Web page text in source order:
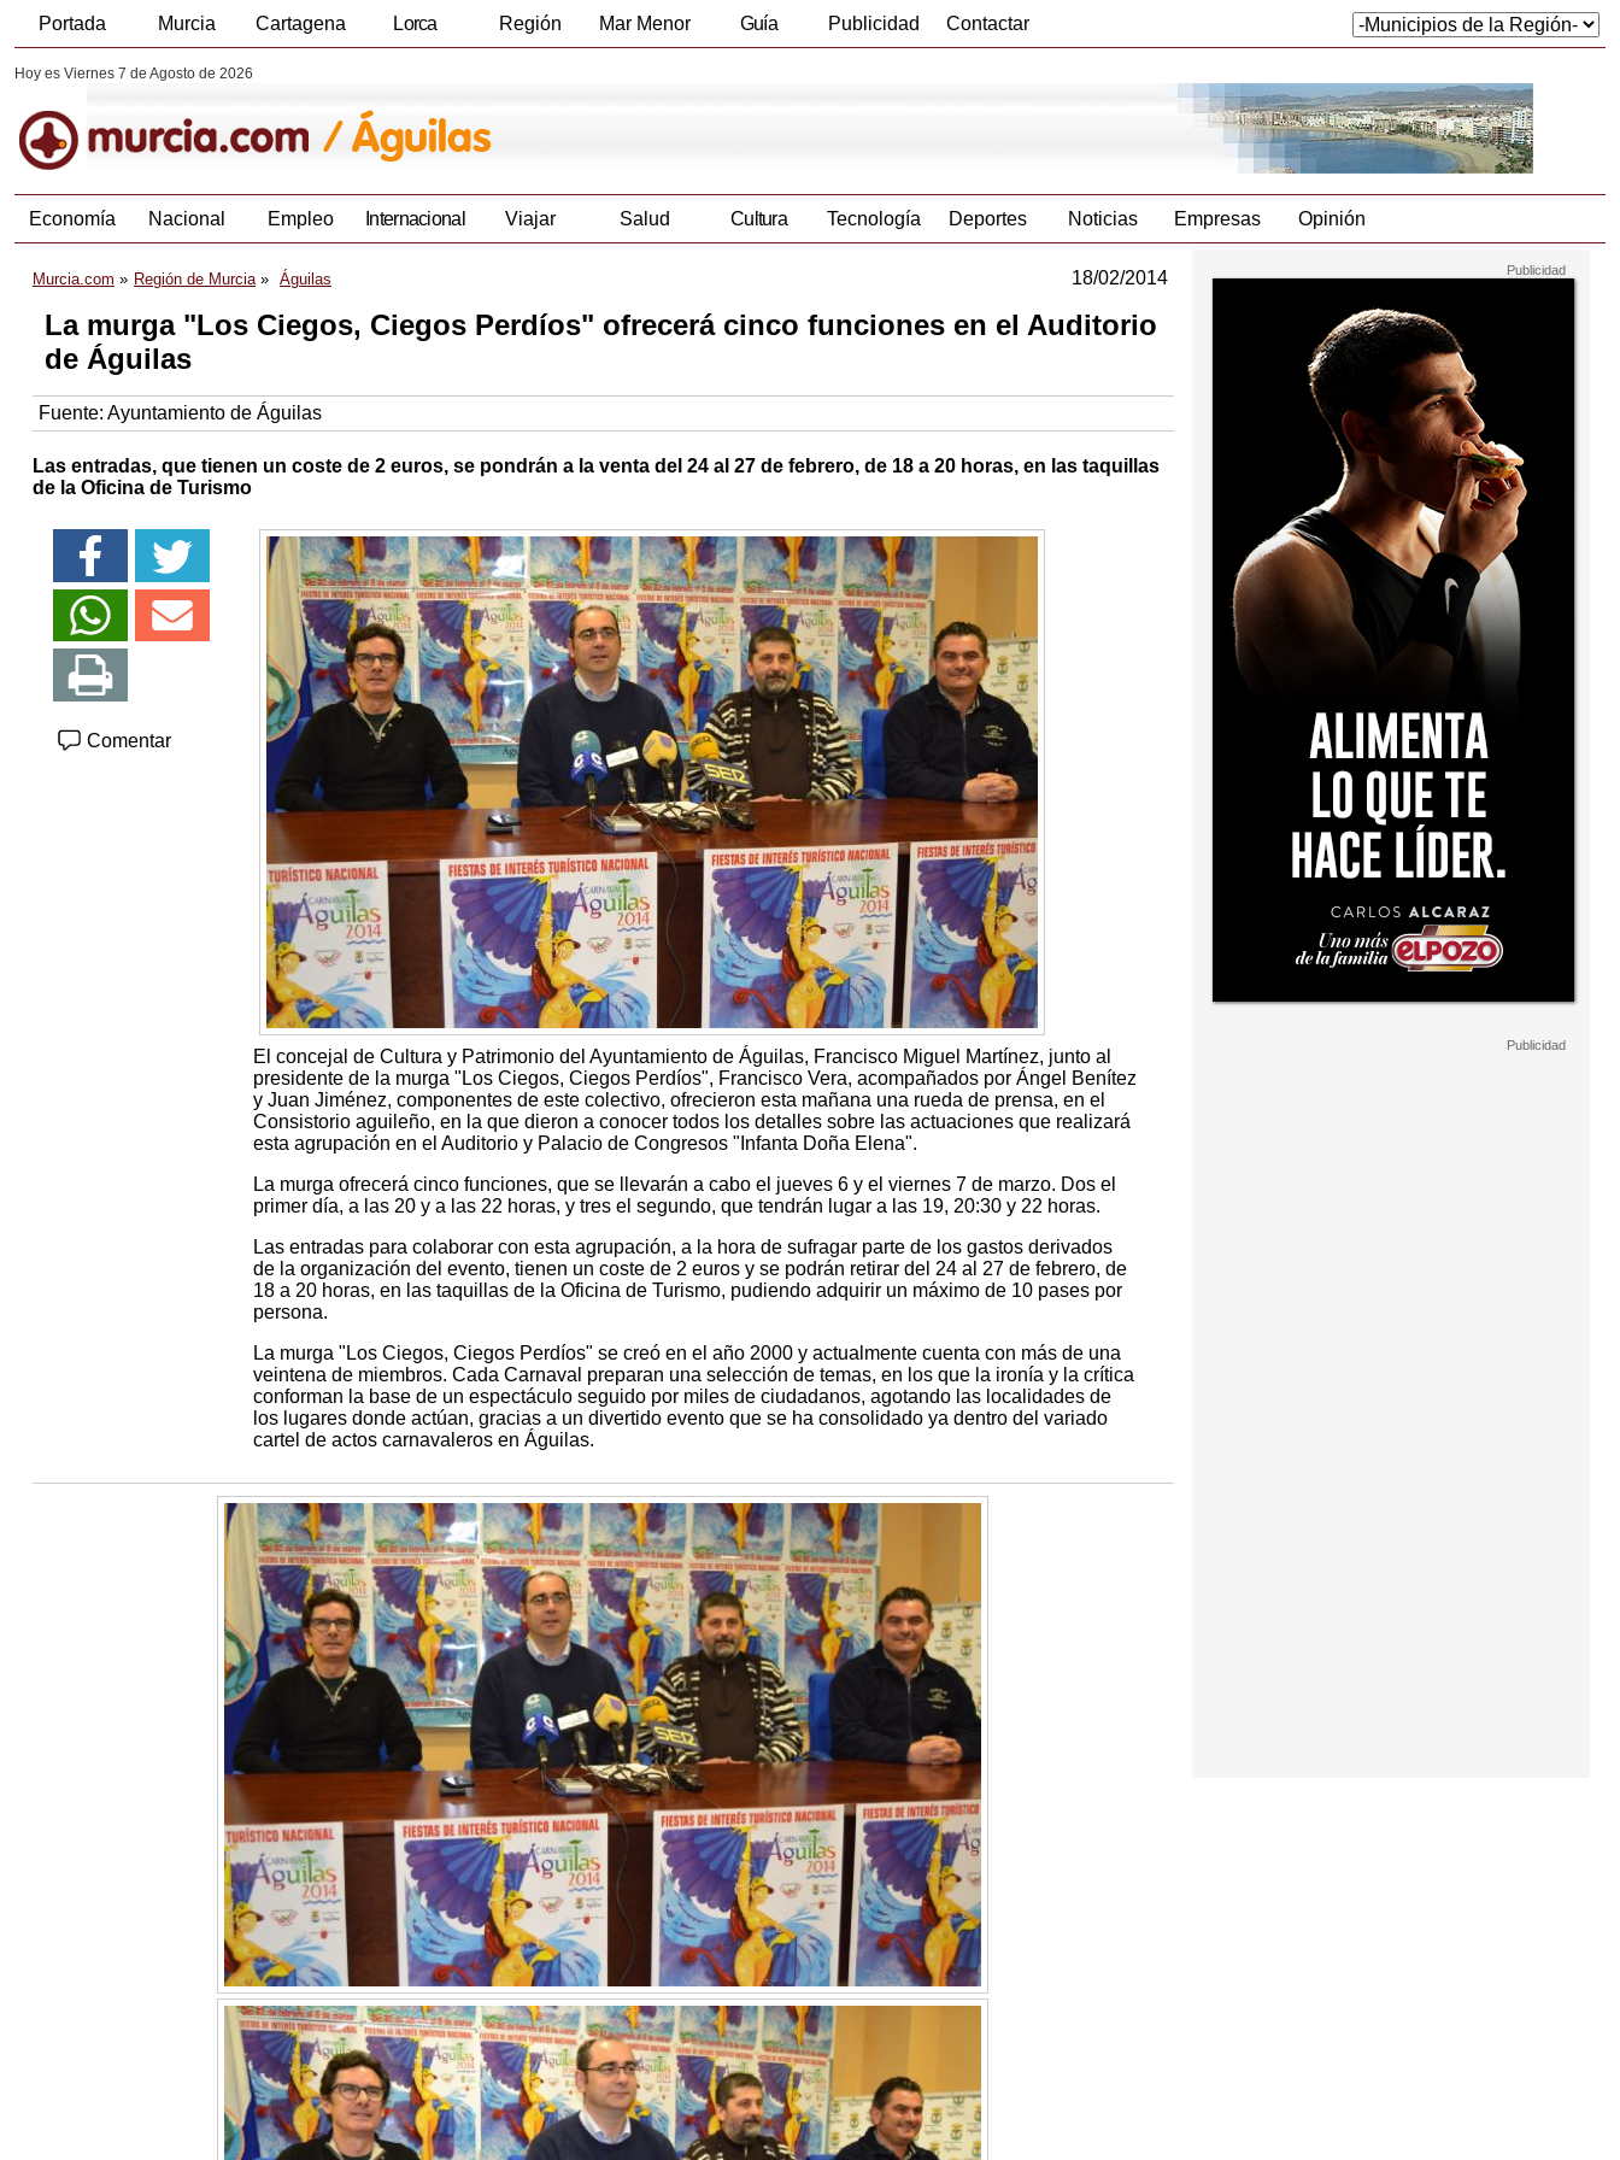
Portada Murcia Cartagena Lorca Región Mar Menor Guía Publicidad Contactar
Hoy es Viernes 7 de Agosto de 2026
Economía Nacional Empleo Internacional Viajar Salud Cultura Tecnología Deportes Noticias Empresas Opinión
Murcia.com Región de Murcia Águilas 18/02/2014
La murga "Los Ciegos, Ciegos Perdíos" ofrecerá cinco funciones en el Auditorio
de Águilas
Fuente: Ayuntamiento de Águilas
Las entradas, que tienen un coste de 2 euros, se pondrán a la venta del 24 al 27 de febrero, de 18 a 20 horas, en las taquillas
de la Oficina de Turismo
Comentar
El concejal de Cultura y Patrimonio del Ayuntamiento de Águilas, Francisco Miguel Martínez, junto al
presidente de la murga "Los Ciegos, Ciegos Perdíos", Francisco Vera, acompañados por Ángel Benítez
y Juan Jiménez, componentes de este colectivo, ofrecieron esta mañana una rueda de prensa, en el
Consistorio aguileño, en la que dieron a conocer todos los detalles sobre las actuaciones que realizará
esta agrupación en el Auditorio y Palacio de Congresos "Infanta Doña Elena".
La murga ofrecerá cinco funciones, que se llevarán a cabo el jueves 6 y el viernes 7 de marzo. Dos el
primer día, a las 20 y a las 22 horas, y tres el segundo, que tendrán lugar a las 19, 20:30 y 22 horas.
Las entradas para colaborar con esta agrupación, a la hora de sufragar parte de los gastos derivados
de la organización del evento, tienen un coste de 2 euros y se podrán retirar del 24 al 27 de febrero, de
18 a 20 horas, en las taquillas de la Oficina de Turismo, pudiendo adquirir un máximo de 10 pases por
persona.
La murga "Los Ciegos, Ciegos Perdíos" se creó en el año 2000 y actualmente cuenta con más de una
veintena de miembros. Cada Carnaval preparan una selección de temas, en los que la ironía y la crítica
conforman la base de un espectáculo seguido por miles de ciudadanos, agotando las localidades de
los lugares donde actúan, gracias a un divertido evento que se ha consolidado ya dentro del variado
cartel de actos carnavaleros en Águilas.